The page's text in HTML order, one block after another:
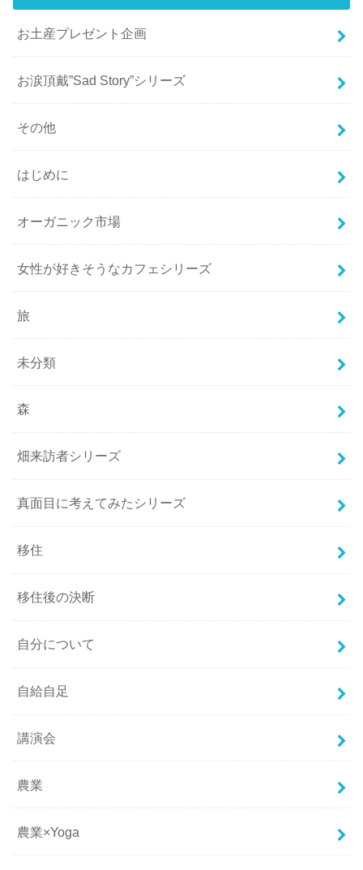
お土産プレゼント企画
お涙頂戴”Sad Story”シリーズ
その他
はじめに
オーガニック市場
女性が好きそうなカフェシリーズ
旅
未分類
森
畑来訪者シリーズ
真面目に考えてみたシリーズ
移住
移住後の決断
自分について
自給自足
講演会
農業
農業×Yoga